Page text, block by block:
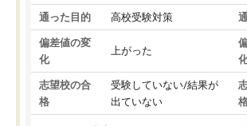
通った目的 高校受験対策
偏差値の変
化
上がった
志望校の合
格
受験していない/結果が
出ていない